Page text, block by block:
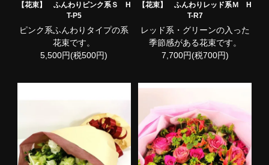
【花束】 ふんわりピンク系Ｓ H
T-P5
ピンク系ふんわりタイプの系
花束です。
5,500円(税500円)
【花束】 ふんわりレッド系Ｍ H
T-R7
レッド系・グリーンの入った
季節感がある花束です。
7,700円(税700円)